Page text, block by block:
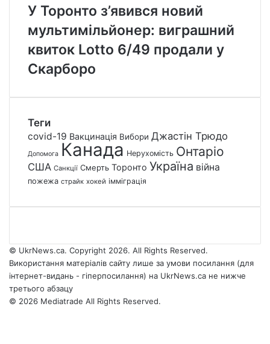
У Торонто з’явився новий
мультимільйонер: виграшний
квиток Lotto 6/49 продали у
Скарборо
Теги
covid-19 Вакцинація Вибори Джастін Трюдо
Допомога Канада Нерухомість Онтаріо
США Санкції Смерть Торонто Україна війна
пожежа страйк хокей імміграція
© UkrNews.ca. Copyright 2026. All Rights Reserved.
Використання матеріалів сайту лише за умови посилання (для
інтернет-видань - гіперпосилання) на UkrNews.ca не нижче
третього абзацу
© 2026 Mediatrade All Rights Reserved.